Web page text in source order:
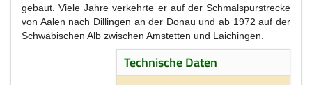
gebaut. Viele Jahre verkehrte er auf der Schmalspurstrecke
von Aalen nach Dillingen an der Donau und ab 1972 auf der
Schwäbischen Alb zwischen Amstetten und Laichingen.
Technische Daten